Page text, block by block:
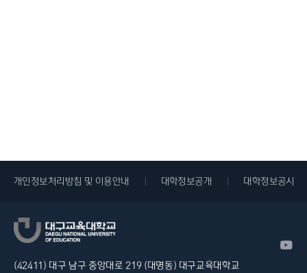
개인정보처리방침 및 이용안내 대학정보공개 대학정보공시
(42411) 대구 남구 중앙대로 219 (대명동) 대구교육대학교